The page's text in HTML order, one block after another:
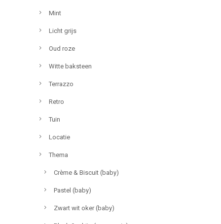
Mint
Licht grijs
Oud roze
Witte baksteen
Terrazzo
Retro
Tuin
Locatie
Thema
Crème & Biscuit (baby)
Pastel (baby)
Zwart wit oker (baby)